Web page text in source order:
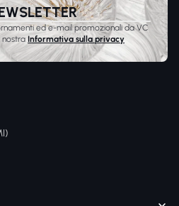
ed e-mail promozionali da VC
nostra Informativa sulla privacy